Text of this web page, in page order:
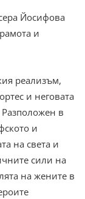
Йосифова
и
реализъм,
и неговата
в
и
на света и
сили на
на жените в